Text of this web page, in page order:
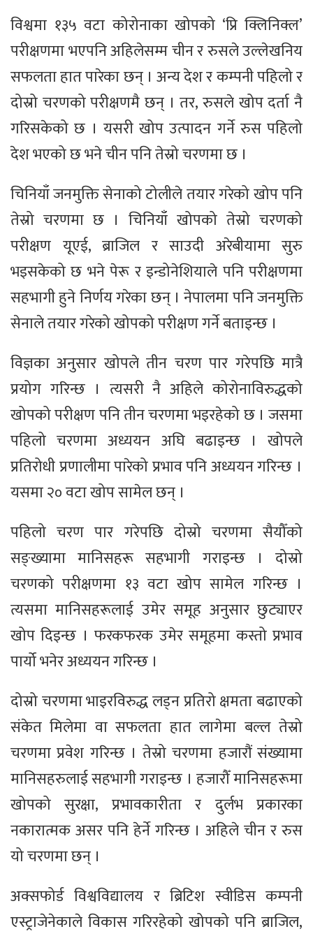
विश्वमा १३५ वटा कोरोनाका खोपको ‘प्रि क्लिनिक्ल’
परीक्षणमा भएपनि अहिलेसम्म चीन र रुसले उल्लेखनिय
सफलता हात पारेका छन् । अन्य देश र कम्पनी पहिलो र
दोस्रो चरणको परीक्षणमै छन् । तर, रुसले खोप दर्ता नै
गरिसकेको छ । यसरी खोप उत्पादन गर्ने रुस पहिलो
देश भएको छ भने चीन पनि तेस्रो चरणमा छ ।
चिनियाँ जनमुक्ति सेनाको टोलीले तयार गरेको खोप पनि
तेस्रो चरणमा छ । चिनियाँ खोपको तेस्रो चरणको
परीक्षण यूएई, ब्राजिल र साउदी अरेबीयामा सुरु
भइसकेको छ भने पेरू र इन्डोनेशियाले पनि परीक्षणमा
सहभागी हुने निर्णय गरेका छन् । नेपालमा पनि जनमुक्ति
सेनाले तयार गरेको खोपको परीक्षण गर्ने बताइन्छ ।
विज्ञका अनुसार खोपले तीन चरण पार गरेपछि मात्रै
प्रयोग गरिन्छ । त्यसरी नै अहिले कोरोनाविरुद्धको
खोपको परीक्षण पनि तीन चरणमा भइरहेको छ । जसमा
पहिलो चरणमा अध्ययन अघि बढाइन्छ । खोपले
प्रतिरोधी प्रणालीमा पारेको प्रभाव पनि अध्ययन गरिन्छ ।
यसमा २० वटा खोप सामेल छन् ।
पहिलो चरण पार गरेपछि दोस्रो चरणमा सैयौँको
सङ्ख्यामा मानिसहरू सहभागी गराइन्छ । दोस्रो
चरणको परीक्षणमा १३ वटा खोप सामेल गरिन्छ ।
त्यसमा मानिसहरूलाई उमेर समूह अनुसार छुट्याएर
खोप दिइन्छ । फरकफरक उमेर समूहमा कस्तो प्रभाव
पार्यो भनेर अध्ययन गरिन्छ ।
दोस्रो चरणमा भाइरविरुद्ध लड्न प्रतिरो क्षमता बढाएको
संकेत मिलेमा वा सफलता हात लागेमा बल्ल तेस्रो
चरणमा प्रवेश गरिन्छ । तेस्रो चरणमा हजारौं संख्यामा
मानिसहरुलाई सहभागी गराइन्छ । हजारौँ मानिसहरूमा
खोपको सुरक्षा, प्रभावकारीता र दुर्लभ प्रकारका
नकारात्मक असर पनि हेर्ने गरिन्छ । अहिले चीन र रुस
यो चरणमा छन् ।
अक्सफोर्ड विश्वविद्यालय र ब्रिटिश स्वीडिस कम्पनी
एस्ट्राजेनेकाले विकास गरिरहेको खोपको पनि ब्राजिल,